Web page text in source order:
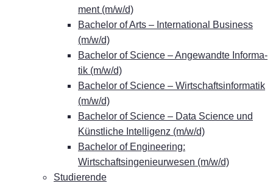
ment (m/w/d)
Ba­che­lor of Arts – In­ter­na­tio­nal Busi­ness
(m/w/d)
Ba­che­lor of Sci­ence – An­ge­wand­te In­for­ma­
tik (m/w/d)
Ba­che­lor of Sci­ence – Wirt­schafts­in­for­ma­tik
(m/w/d)
Ba­che­lor of Sci­ence – Data Sci­ence und
Künst­li­che In­tel­li­genz (m/w/d)
Ba­che­lor of En­gi­nee­ring:
Wirtschaftsingenieurwesen (m/w/d)
Stu­die­ren­de